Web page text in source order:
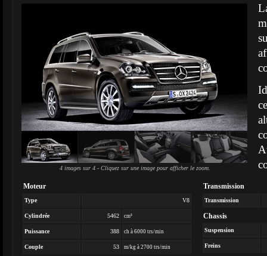
4 images sur 4 - Cliquez sur une image pour afficher le zoom.
Moteur
Type V8
Cylindrée 5462 cm³
Puissance 388 ch à 6000 trs/min
Couple 53 m/kg à 2700 trs/min
Transmission
Transmission
Chassis
Suspension
Freins